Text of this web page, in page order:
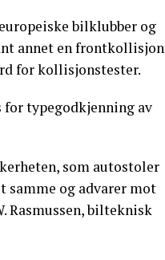
bilklubber og
annet en frontkollisjon
for kollisjonstester.
for typegodkjenning av
som autostoler
samme og advarer mot
Rasmussen, bilteknisk